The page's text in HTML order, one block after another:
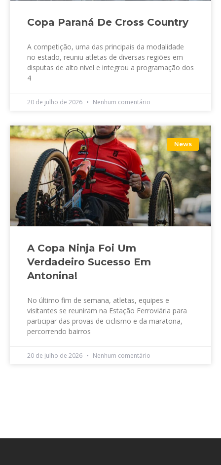
Copa Paraná De Cross Country
A competição, uma das principais da modalidade
no estado, reuniu atletas de diversas regiões em
disputas de alto nível e integrou a programação dos
4
20 de julho de 2026 Nenhum comentário
News
A Copa Ninja Foi Um
Verdadeiro Sucesso Em
Antonina!
No último fim de semana, atletas, equipes e
visitantes se reuniram na Estação Ferroviária para
participar das provas de ciclismo e da maratona,
percorrendo bairros
20 de julho de 2026 Nenhum comentário